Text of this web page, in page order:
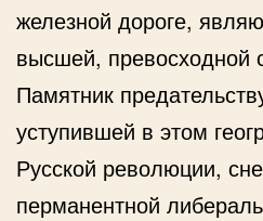
железной дороге,
высшей, превосходной
Памятник
уступившей в этом
Русской революции,
перманентной